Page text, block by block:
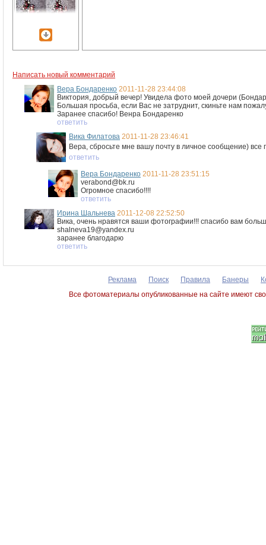
Написать новый комментарий
Вера Бондаренко 2011-11-28 23:44:08
Виктория, добрый вечер! Увидела фото моей дочери
Большая просьба, если Вас не затруднит, скиньте нам
Заранее спасибо! Венра Бондаренко
ответить
Вика Филатова 2011-11-28 23:46:41
Вера, сбросьте мне вашу почту в личное сообщение)
ответить
Вера Бондаренко 2011-11-28 23:51:15
verabond@bk.ru
Огромное спасибо!!!!
ответить
Ирина Шальнева 2011-12-08 22:52:50
Вика, очень нравятся ваши фотографии!!! спасибо вам
shalneva19@yandex.ru
заранее благодарю
ответить
Реклама Поиск Правила Банеры
Все фотоматериалы опубликованные на сайте имеют